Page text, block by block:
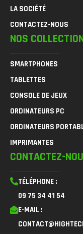
LA SOCIÉTÉ
CONTACTEZ-NOUS
NOS
SMARTPHONES
TABLETTES
CONSOLE DE JEUX
ORDINATEURS PC
ORDINATEURS
IMPRIMANTES
CONTACTEZ-
TÉLÉPHONE :
09 75 34 41 54
E-MAIL :